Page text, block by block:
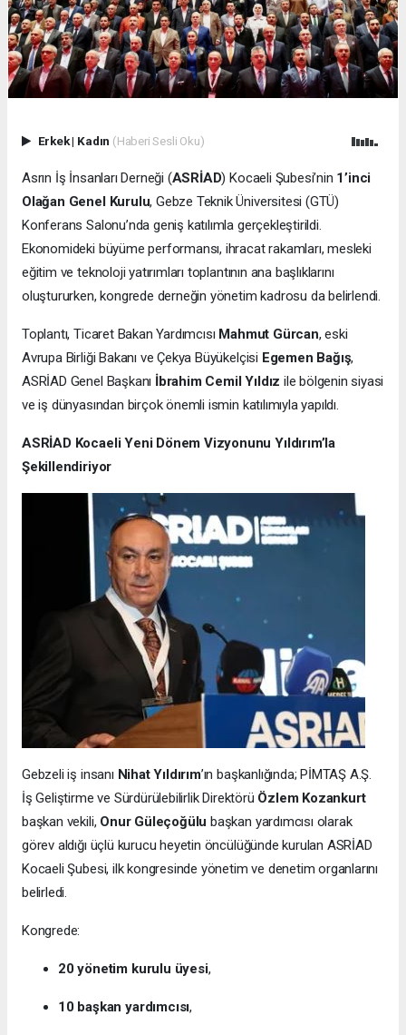
Erkek| Kadın (Haberi Sesli Oku)
Asrın İş İnsanları Derneği (ASRİAD) Kocaeli Şubesi’nin 1’inci
Olağan Genel Kurulu, Gebze Teknik Üniversitesi (GTÜ)
Konferans Salonu’nda geniş katılımla gerçekleştirildi.
Ekonomideki büyüme performansı, ihracat rakamları, mesleki
eğitim ve teknoloji yatırımları toplantının ana başlıklarını
oluştururken, kongrede derneğin yönetim kadrosu da belirlendi.
Toplantı, Ticaret Bakan Yardımcısı Mahmut Gürcan, eski
Avrupa Birliği Bakanı ve Çekya Büyükelçisi Egemen Bağış,
ASRİAD Genel Başkanı İbrahim Cemil Yıldız ile bölgenin siyasi
ve iş dünyasından birçok önemli ismin katılımıyla yapıldı.
ASRİAD Kocaeli Yeni Dönem Vizyonunu Yıldırım’la
Şekillendiriyor
Gebzeli iş insanı Nihat Yıldırım’ın başkanlığında; PİMTAŞ A.Ş.
İş Geliştirme ve Sürdürülebilirlik Direktörü Özlem Kozankurt
başkan vekili, Onur Güleçoğülu başkan yardımcısı olarak
görev aldığı üçlü kurucu heyetin öncülüğünde kurulan ASRİAD
Kocaeli Şubesi, ilk kongresinde yönetim ve denetim organlarını
belirledi.
Kongrede:
20 yönetim kurulu üyesi,
10 başkan yardımcısı,